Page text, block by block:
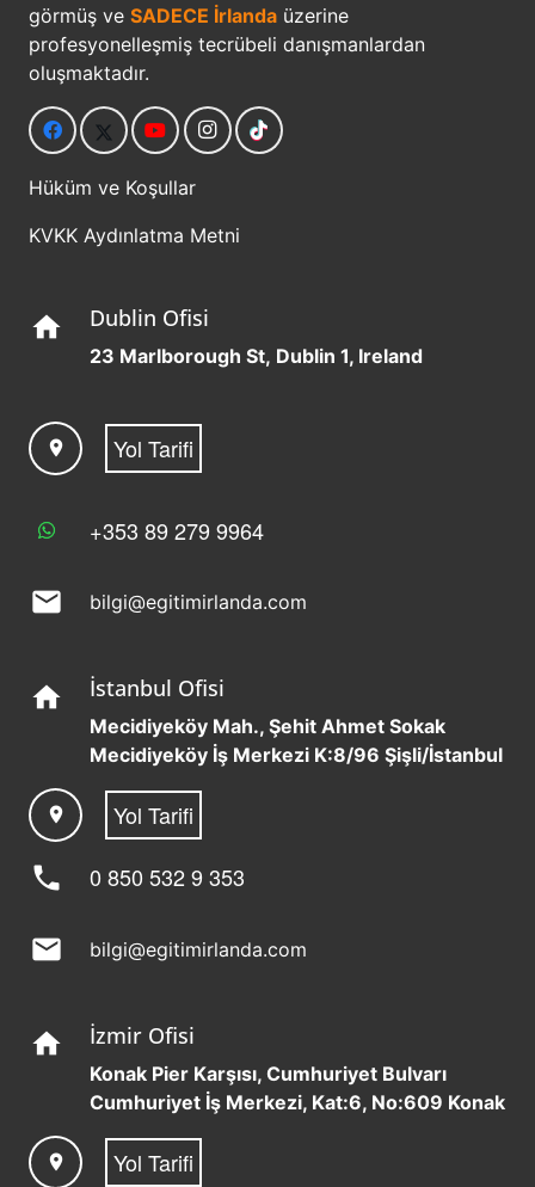
görmüş ve SADECE İrlanda üzerine
profesyonelleşmiş tecrübeli danışmanlardan
oluşmaktadır.
Hüküm ve Koşullar
KVKK Aydınlatma Metni
home Dublin Ofisi
23 Marlborough St, Dublin 1, Ireland
location_on Yol Tarifi
+353 89 279 9964
mail bilgi@egitimirlanda.com
home İstanbul Ofisi
Mecidiyeköy Mah., Şehit Ahmet Sokak
Mecidiyeköy İş Merkezi K:8/96 Şişli/İstanbul
location_on Yol Tarifi
phone 0 850 532 9 353
mail bilgi@egitimirlanda.com
home İzmir Ofisi
Konak Pier Karşısı, Cumhuriyet Bulvarı
Cumhuriyet İş Merkezi, Kat:6, No:609 Konak
location_on Yol Tarifi